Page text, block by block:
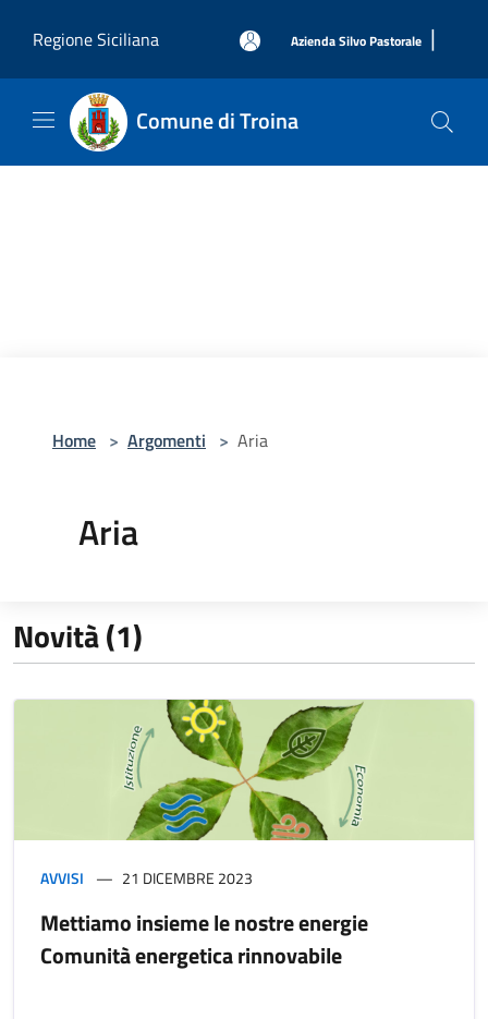
Regione Siciliana
Azienda Silvo Pastorale |
Comune di Troina
Home > Argomenti > Aria
Aria
Novità (1)
AVVISI 21 DICEMBRE 2023
Mettiamo insieme le nostre energie
Comunità energetica rinnovabile